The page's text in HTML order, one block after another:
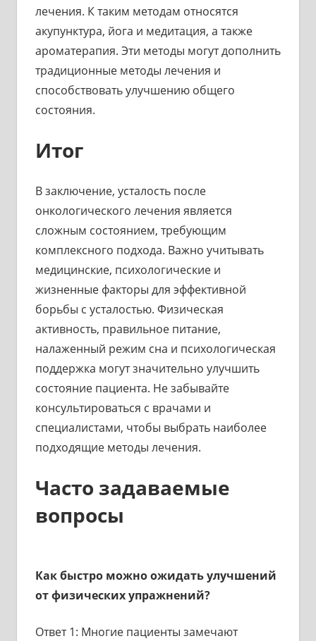
лечения. К таким методам относятся
акупунктура, йога и медитация, а также
ароматерапия. Эти методы могут дополнить
традиционные методы лечения и
способствовать улучшению общего
состояния.
Итог
В заключение, усталость после
онкологического лечения является
сложным состоянием, требующим
комплексного подхода. Важно учитывать
медицинские, психологические и
жизненные факторы для эффективной
борьбы с усталостью. Физическая
активность, правильное питание,
налаженный режим сна и психологическая
поддержка могут значительно улучшить
состояние пациента. Не забывайте
консультироваться с врачами и
специалистами, чтобы выбрать наиболее
подходящие методы лечения.
Часто задаваемые
вопросы
Как быстро можно ожидать улучшений
от физических упражнений?
Ответ 1: Многие пациенты замечают